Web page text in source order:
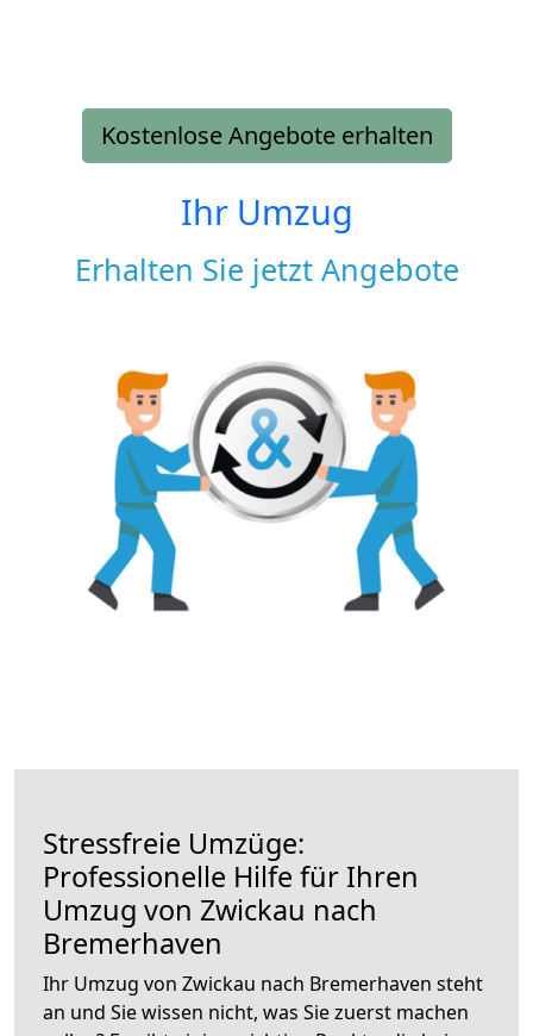
Kostenlose Angebote erhalten
Ihr Umzug
Erhalten Sie jetzt Angebote
Stressfreie Umzüge:
Professionelle Hilfe für Ihren
Umzug von Zwickau nach
Bremerhaven
Ihr Umzug von Zwickau nach Bremerhaven steht
an und Sie wissen nicht, was Sie zuerst machen